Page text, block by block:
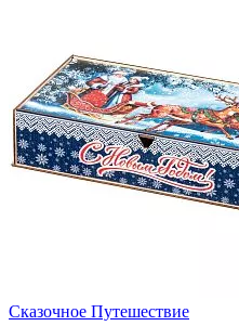
Сказочное Путешествие